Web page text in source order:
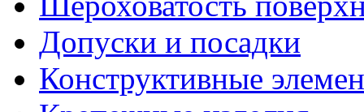
Допуски и посадки
Конструктивные